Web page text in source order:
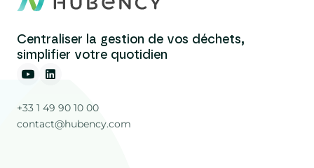
Centraliser la gestion de vos déchets,
simplifier votre quotidien
+33 1 49 90 10 00
contact@hubency.com